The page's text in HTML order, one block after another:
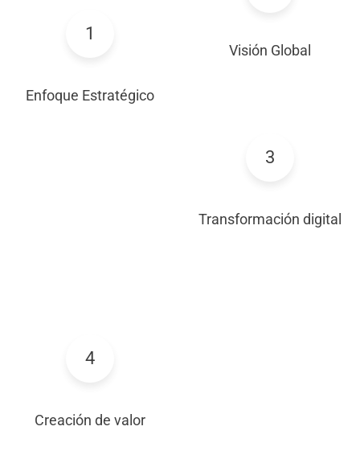
1
Enfoque Estratégico
Visión Global
3
Transformación digital
4
Creación de valor